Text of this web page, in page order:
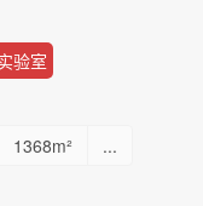
验室
1368m² ...